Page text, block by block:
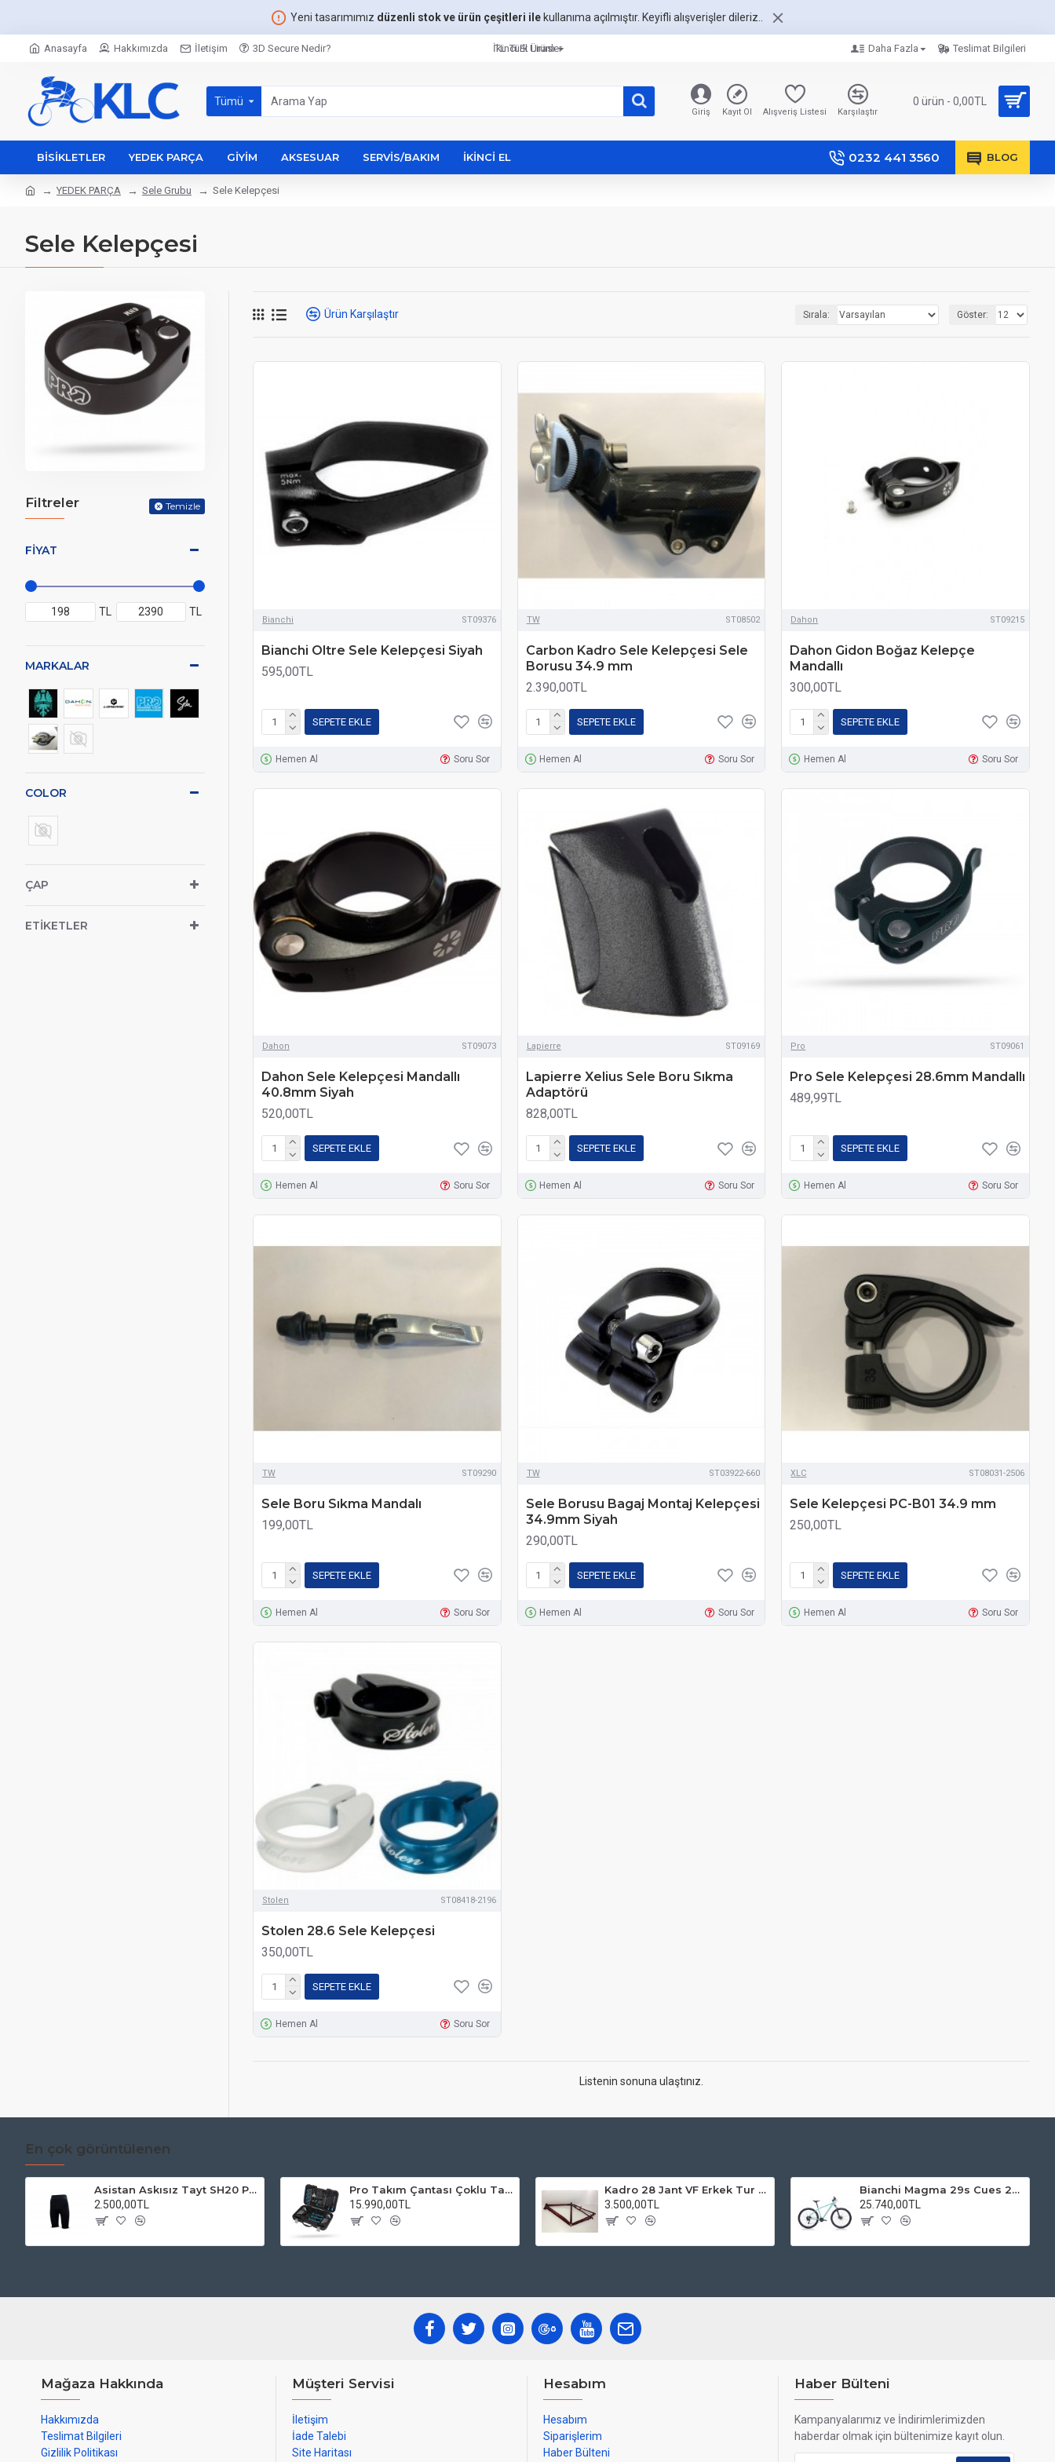
Yeni tasarımımız düzenli stok ve ürün çeşitleri ilekullanıma açılmıştır. Keyifli alışverişler dileriz..
Anasayfa Hakkımızda İletişim 3D Secure Nedir? İkinci El Ürünler
TL Türk Lirası Daha Fazla Teslimat Bilgileri
Tümü
Giriş Kayıt Ol Alışveriş Listesi Karşılaştır
0 ürün - 0,00TL
BISIKLETLER YEDEK PARÇA GIYIM AKSESUAR SERVIS/BAKIM İKINCI EL 0232 441 3560 BLOG
YEDEK PARÇA Sele Grubu Sele Kelepçesi
Sele Kelepçesi
Filtreler Temizle
FIYAT
TL TL
MARKALAR
ÇAP
COLOR
ETIKETLER
Ürün Karşılaştır Sırala: Göster:
Bianchi ST09376
Bianchi Oltre Sele Kelepçesi Siyah
595,00TL
SEPETE EKLE
Hemen Al Soru Sor
TW ST08502
Carbon Kadro Sele Kelepçesi Sele
Borusu 34.9 mm
2.390,00TL
SEPETE EKLE
Hemen Al Soru Sor
Dahon ST09215
Dahon Gidon Boğaz Kelepçe
Mandallı
300,00TL
SEPETE EKLE
Hemen Al Soru Sor
Dahon ST09073
Dahon Sele Kelepçesi Mandallı
40.8mm Siyah
520,00TL
SEPETE EKLE
Hemen Al Soru Sor
Lapierre ST09169
Lapierre Xelius Sele Boru Sıkma
Adaptörü
828,00TL
SEPETE EKLE
Hemen Al Soru Sor
Pro ST09061
Pro Sele Kelepçesi 28.6mm Mandallı
489,99TL
SEPETE EKLE
Hemen Al Soru Sor
TW ST09290
Sele Boru Sıkma Mandalı
199,00TL
SEPETE EKLE
Hemen Al Soru Sor
TW ST03922-660
Sele Borusu Bagaj Montaj Kelepçesi
34.9mm Siyah
290,00TL
SEPETE EKLE
Hemen Al Soru Sor
XLC ST08031-2506
Sele Kelepçesi PC-B01 34.9 mm
250,00TL
SEPETE EKLE
Hemen Al Soru Sor
Stolen ST08418-2196
Stolen 28.6 Sele Kelepçesi
350,00TL
SEPETE EKLE
Hemen Al Soru Sor
Listenin sonuna ulaştınız.
En çok görüntülenen
Asistan Askısız Tayt SH20 Pedli Siyah
2.500,00TL
Pro Takım Çantası Çoklu Tamir Seti
15.990,00TL
Kadro 28 Jant VF Erkek Tur Şehir Bisiklet Uyumlu
3.500,00TL
Bianchi Magma 29s Cues 2x9s Dağ Bisikleti
25.740,00TL
Mağaza Hakkında
Hakkımızda
Teslimat Bilgileri
Gizlilik Politikası
Müşteri Servisi
İletişim
İade Talebi
Site Haritası
Hesabım
Hesabım
Siparişlerim
Haber Bülteni
Haber Bülteni
Kampanyalarımız ve İndirimlerimizden
haberdar olmak için bültenimize kayıt olun.